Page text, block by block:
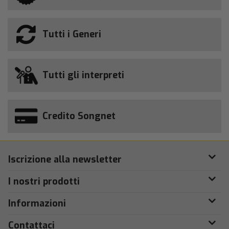
Tutti i Generi
Tutti gli interpreti
Credito Songnet
Iscrizione alla newsletter
I nostri prodotti
Informazioni
Contattaci